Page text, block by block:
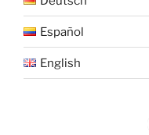
Español
English